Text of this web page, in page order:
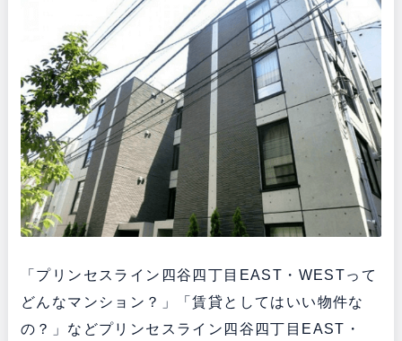
「プリンセスライン四谷四丁目EAST・WESTって
どんなマンション？」「賃貸としてはいい物件な
の？」などプリンセスライン四谷四丁目EAST・